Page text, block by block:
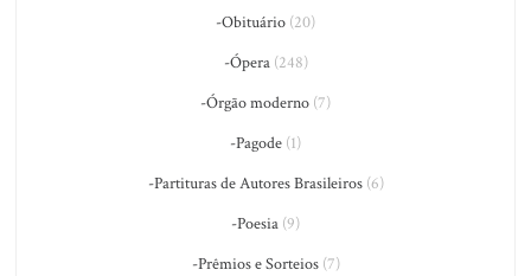
-Obituário (20)
-Ópera(248)
-Órgão moderno (7)
-Pagode (1)
-Partituras de Autores Brasileiros(6)
-Poesia (9)
-Prêmios e Sorteios(7)